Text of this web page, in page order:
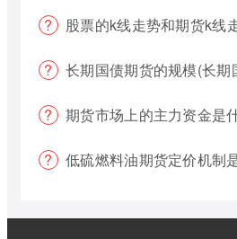
股票的k线走势和期货k线走势(股票的k线
长期国债期货的规模(长期
期货市场上的主力资金是什么(期货市
低硫燃料油期货定价机制是什么意思(低硫燃